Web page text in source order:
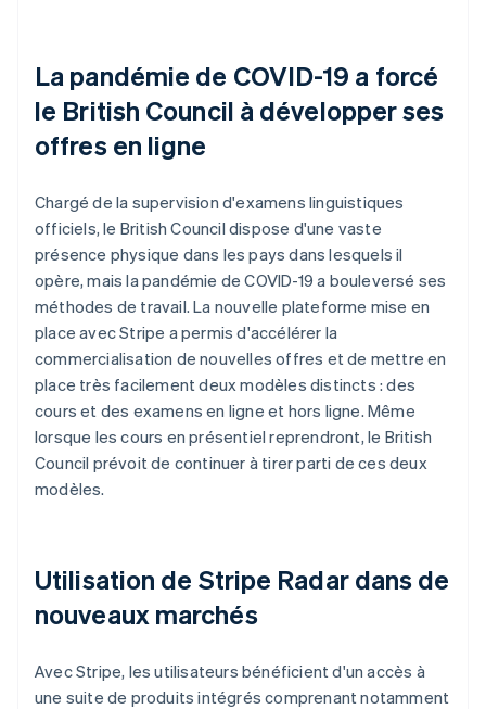
La pandémie de COVID-19 a forcé
le British Council à développer ses
offres en ligne
Chargé de la supervision d'examens linguistiques
officiels, le British Council dispose d'une vaste
présence physique dans les pays dans lesquels il
opère, mais la pandémie de COVID-19 a bouleversé ses
méthodes de travail. La nouvelle plateforme mise en
place avec Stripe a permis d'accélérer la
commercialisation de nouvelles offres et de mettre en
place très facilement deux modèles distincts : des
cours et des examens en ligne et hors ligne. Même
lorsque les cours en présentiel reprendront, le British
Council prévoit de continuer à tirer parti de ces deux
modèles.
Utilisation de Stripe Radar dans de
nouveaux marchés
Avec Stripe, les utilisateurs bénéficient d'un accès à
une suite de produits intégrés comprenant notamment